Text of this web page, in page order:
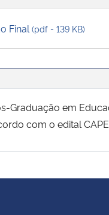
Final (pdf - 139 KB)
Graduação em
com o edital